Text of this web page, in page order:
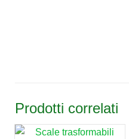
Prodotti correlati